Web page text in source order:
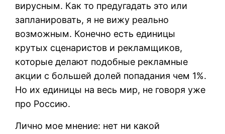
вирусным. Как то предугадать это или
запланировать, я не вижу реально
возможным. Конечно есть единицы
крутых сценаристов и рекламщиков,
которые делают подобные рекламные
акции с большей долей попадания чем 1%.
Но их единицы на весь мир, не говоря уже
про Россию.
Лично мое мнение: нет ни какой